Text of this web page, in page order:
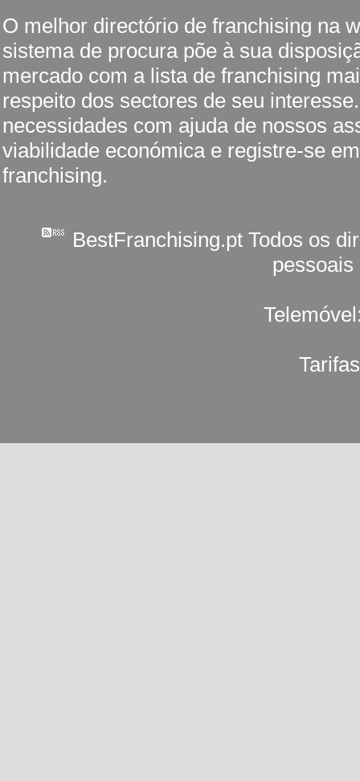
O melhor directório de franchising na
sistema de procura põe à sua
mercado com a lista de franchising
respeito dos sectores de seu
necessidades com ajuda de nossos
viabilidade económica e registre-se
franchising.
BestFranchising.pt Todos os
pessoais